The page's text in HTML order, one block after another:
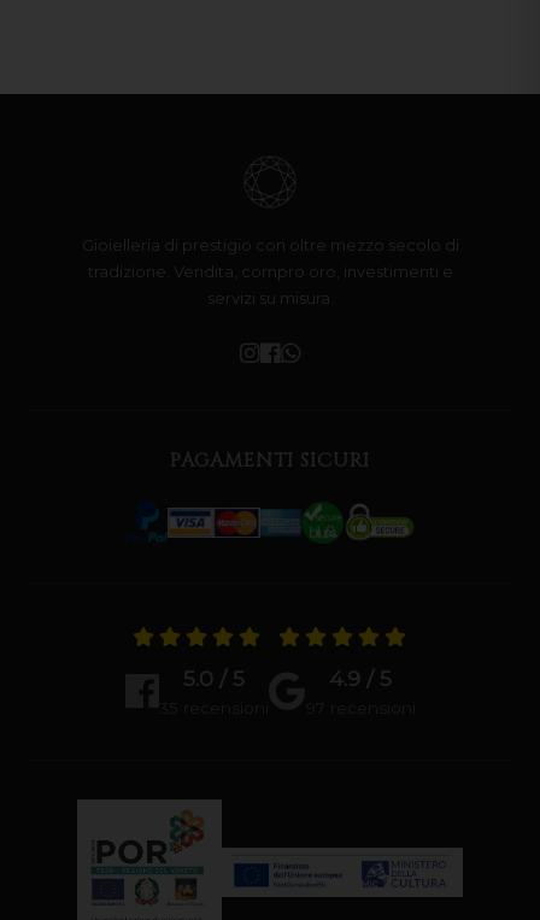
Gioielleria di prestigio con oltre mezzo secolo di
tradizione. Vendita, compro oro, investimenti e